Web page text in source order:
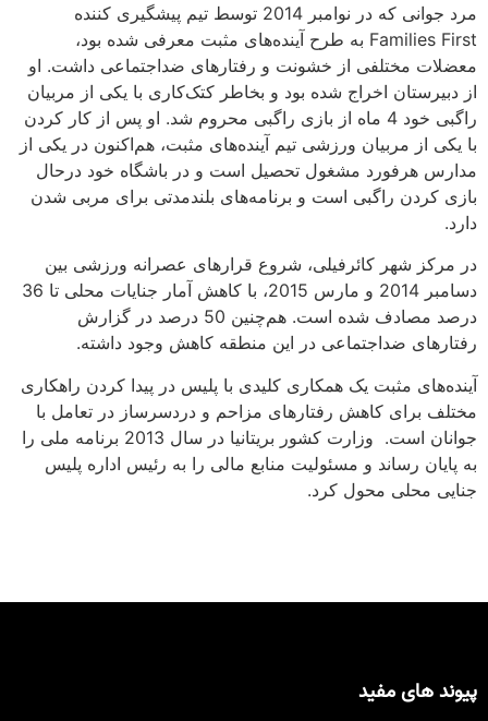
مرد جوانی که در نوامبر 2014 توسط تیم پیشگیری کننده
Families First به طرح آینده‌های مثبت معرفی شده بود،
معضلات مختلفی از خشونت و رفتارهای ضداجتماعی داشت. او
از دبیرستان اخراج شده بود و بخاطر کتک‌کاری با یکی از مربیان
راگبی خود 4 ماه از بازی راگبی محروم شد. او پس از کار کردن
با یکی از مربیان ورزشی تیم آینده‌های مثبت، هم‌اکنون در یکی از
مدارس هرفورد مشغول تحصیل است و در باشگاه خود درحال
بازی کردن راگبی است و برنامه‌های بلندمدتی برای مربی شدن
دارد.
در مرکز شهر کائرفیلی، شروع قرارهای عصرانه ورزشی بین
دسامبر 2014 و مارس 2015، با کاهش آمار جنایات محلی تا 36
درصد مصادف شده است. هم‌چنین 50 درصد در گزارش‌
رفتارهای ضداجتماعی در این منطقه کاهش وجود داشته.
آیند‌ه‌های مثبت یک همکاری کلیدی با پلیس در پیدا کردن راهکاری
مختلف برای کاهش رفتارهای مزاحم و دردسرساز در تعامل با
جوانان است. وزارت کشور بریتانیا در سال 2013 برنامه ملی را
به پایان رساند و مسئولیت منابع مالی را به رئیس اداره پلیس
جنایی محلی محول کرد.
پیوند های مفید